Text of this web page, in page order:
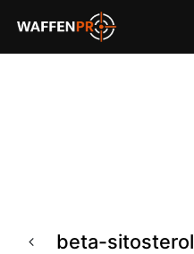
beta-sitosterol